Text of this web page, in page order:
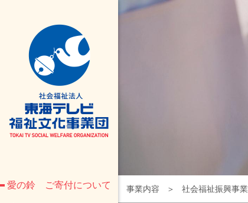
愛の鈴 ご寄付について 事業内容 社会福祉振興事業